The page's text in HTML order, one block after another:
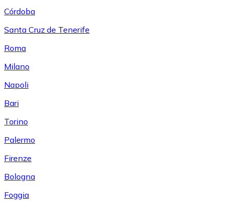
Córdoba
Santa Cruz de Tenerife
Roma
Milano
Napoli
Bari
Torino
Palermo
Firenze
Bologna
Foggia